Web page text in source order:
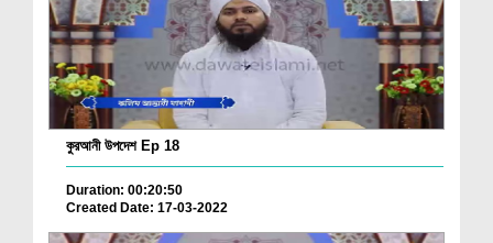
কুরআনী উপদেশ Ep 18
Duration: 00:20:50
Created Date: 17-03-2022